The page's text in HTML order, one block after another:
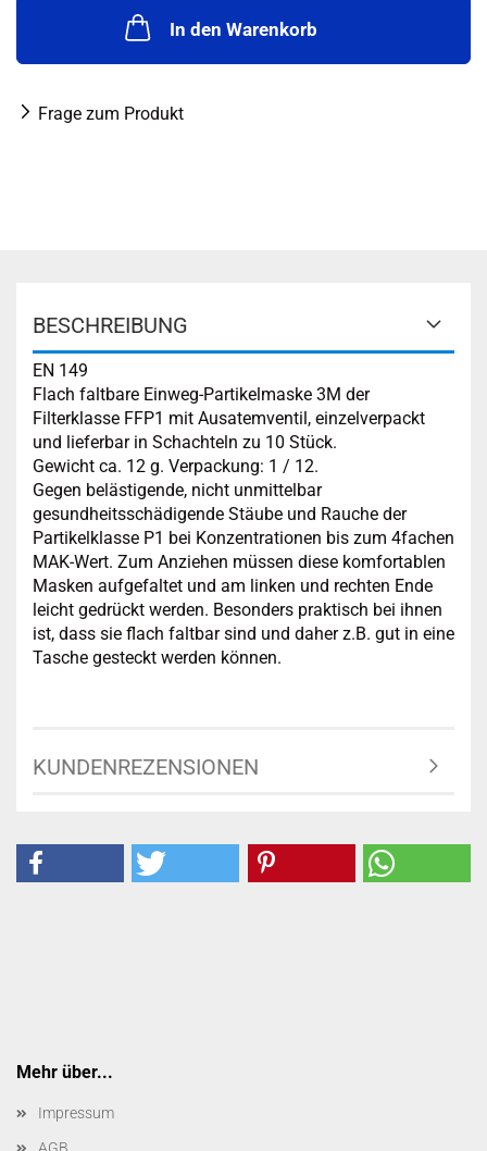
In den Warenkorb
Frage zum Produkt
BESCHREIBUNG
EN 149
Flach faltbare Einweg-Partikelmaske 3M der
Filterklasse FFP1 mit Ausatemventil, einzelverpackt
und lieferbar in Schachteln zu 10 Stück.
Gewicht ca. 12 g. Verpackung: 1 / 12.
Gegen belästigende, nicht unmittelbar
gesundheitsschädigende Stäube und Rauche der
Partikelklasse P1 bei Konzentrationen bis zum 4fachen
MAK-Wert. Zum Anziehen müssen diese komfortablen
Masken aufgefaltet und am linken und rechten Ende
leicht gedrückt werden. Besonders praktisch bei ihnen
ist, dass sie flach faltbar sind und daher z.B. gut in eine
Tasche gesteckt werden können.
KUNDENREZENSIONEN
Mehr über...
Impressum